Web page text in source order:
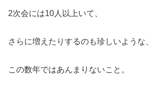
2次会には10人以上いて、
さらに増えたりするのも珍しいような、
この数年ではあんまりないこと。